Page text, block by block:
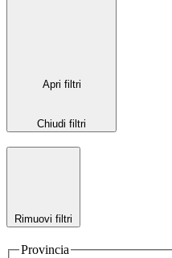
Apri filtri
Chiudi filtri
Rimuovi filtri
Provincia